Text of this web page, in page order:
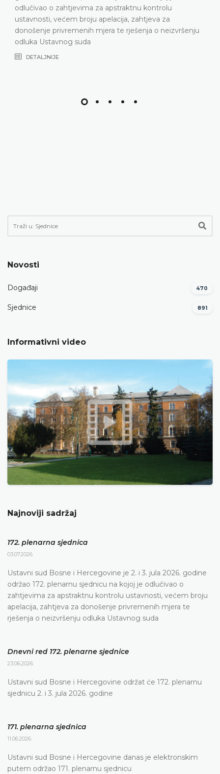
odlučivao o zahtjevima za apstraktnu kontrolu
ustavnosti, većem broju apelacija, zahtjeva za
donošenje privremenih mjera te rješenja o neizvršenju
odluka Ustavnog suda
DETALJNIJE
Novosti
Događaji 470
Sjednice 891
Informativni video
Najnoviji sadržaj
172. plenarna sjednica
03.07.2026.
Ustavni sud Bosne i Hercegovine je 2. i 3. jula 2026. godine
održao 172. plenarnu sjednicu na kojoj je odlučivao o
zahtjevima za apstraktnu kontrolu ustavnosti, većem broju
apelacija, zahtjeva za donošenje privremenih mjera te
rješenja o neizvršenju odluka Ustavnog suda
Dnevni red 172. plenarne sjednice
23.06.2026.
Ustavni sud Bosne i Hercegovine održat će 172. plenarnu
sjednicu 2. i 3. jula 2026. godine
171. plenarna sjednica
11.06.2026.
Ustavni sud Bosne i Hercegovine danas je elektronskim
putem održao 171. plenarnu sjednicu